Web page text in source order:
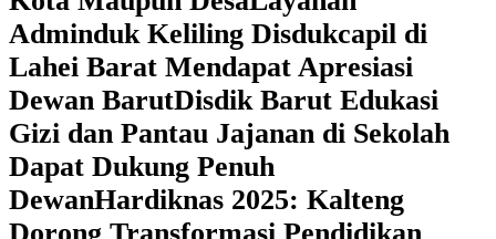
Adminduk Keliling Disdukcapil di
Lahei Barat Mendapat Apresiasi
Dewan BarutDisdik Barut Edukasi
Gizi dan Pantau Jajanan di Sekolah
Dapat Dukung Penuh
DewanHardiknas 2025: Kalteng